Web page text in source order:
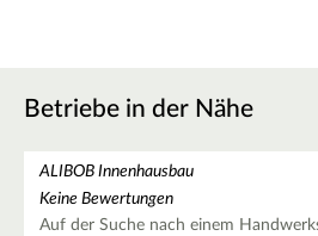
Betriebe in der Nähe
ALIBOB Innenhausbau
Keine Bewertungen
Auf der Suche nach einem